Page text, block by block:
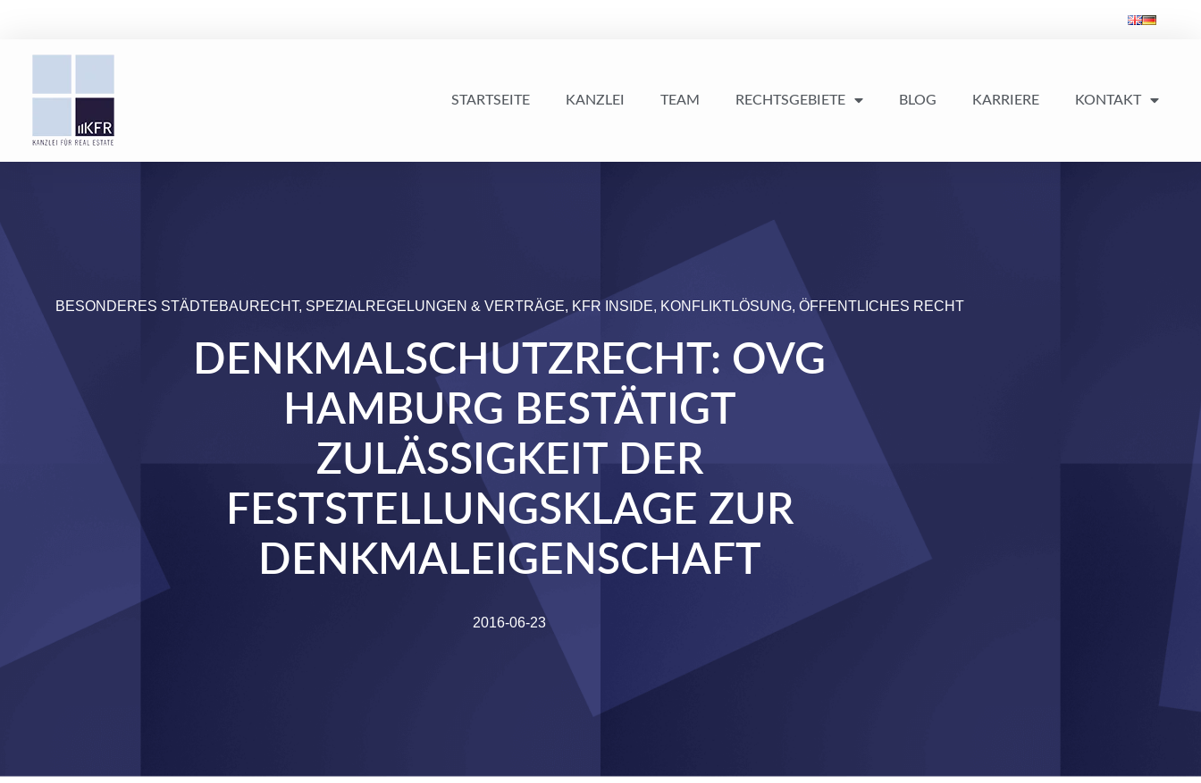
STARTSEITE KANZLEI TEAM RECHTSGEBIETE BLOG KARRIERE KONTAKT
BESONDERES STÄDTEBAURECHT, SPEZIALREGELUNGEN & VERTRÄGE, KFR INSIDE, KONFLIKTLÖSUNG, ÖFFENTLICHES RECHT
DENKMALSCHUTZRECHT: OVG
HAMBURG BESTÄTIGT
ZULÄSSIGKEIT DER
FESTSTELLUNGSKLAGE ZUR
DENKMALEIGENSCHAFT
2016-06-23